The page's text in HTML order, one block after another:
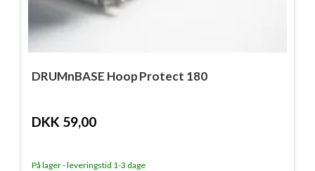
DRUMnBASE Hoop Protect 180
DKK 59,00
På lager - leveringstid 1-3 dage